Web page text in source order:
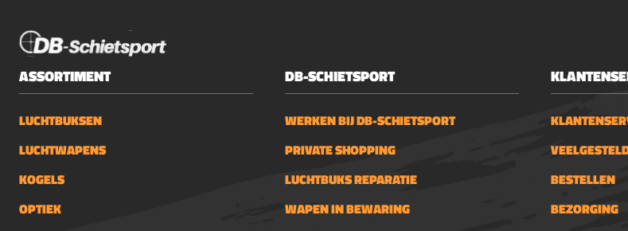
ASSORTIMENT
LUCHTBUKSEN
LUCHTWAPENS
KOGELS
OPTIEK
DB-SCHIETSPORT
WERKEN BIJ DB-SCHIETSPORT
PRIVATE SHOPPING
LUCHTBUKS REPARATIE
WAPEN IN BEWARING
BESTELLEN
BEZORGING